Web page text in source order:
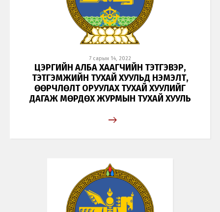
7 сарын 14, 2022
ЦЭРГИЙН АЛБА ХААГЧИЙН ТЭТГЭВЭР,
ТЭТГЭМЖИЙН ТУХАЙ ХУУЛЬД НЭМЭЛТ,
ӨӨРЧЛӨЛТ ОРУУЛАХ ТУХАЙ ХУУЛИЙГ
ДАГАЖ МӨРДӨХ ЖУРМЫН ТУХАЙ ХУУЛЬ